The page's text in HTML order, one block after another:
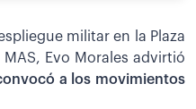
militar en la Plaza
Evo Morales advirtió
a los movimientos